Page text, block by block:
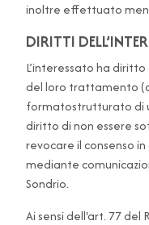
inoltre effettuato
DIRITTI
L’interessato ha
del loro trattamento
formatostrutturato di
diritto di non essere
revocare il consenso
mediante
Sondrio.
Ai sensi dell'art. 77